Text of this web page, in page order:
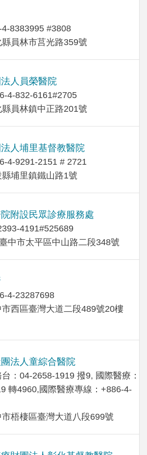
8383995 #3808
員林市莒光路359號
人員榮醫院
4-832-6161#2705
員林鎮中正路201號
人埔里基督教醫院
4-9291-2151 # 2721
埔里鎮鐵山路1號
附設民眾診療服務處
4191#525689
中市太平區中山路二段348號
4-23287698
西區臺灣大道二段489號20樓
法人童綜合醫院
：04-2658-1919 撥9, 國際醫療：
轉4960,國際醫療專線：+886-4-
梧棲區臺灣大道八段699號